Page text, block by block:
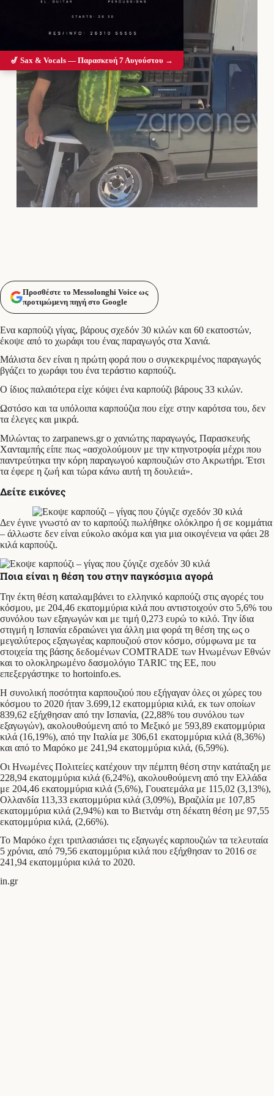
Προσθέστε το Messolonghi Voice ως
προτιμώμενη πηγή στο Google
Ενα καρπούζι γίγας, βάρους σχεδόν 30 κιλών και 60 εκατοστών,
έκοψε από το χωράφι του ένας παραγωγός στα Χανιά.
Μάλιστα δεν είναι η πρώτη φορά που ο συγκεκριμένος παραγωγός
βγάζει το χωράφι του ένα τεράστιο καρπούζι.
Ο ίδιος παλαιότερα είχε κόψει ένα καρπούζι βάρους 33 κιλών.
Ωστόσο και τα υπόλοιπα καρπούζια που είχε στην καρότσα του, δεν
τα έλεγες και μικρά.
Μιλώντας το zarpanews.gr o χανιώτης παραγωγός, Παρασκευής
Χανταμπής είπε πως «ασχολούμουν με την κτηνοτροφία μέχρι που
παντρεύτηκα την κόρη παραγωγού καρπουζιών στο Ακρωτήρι. Έτσι
τα έφερε η ζωή και τώρα κάνω αυτή τη δουλειά».
Δείτε εικόνες
Δεν έγινε γνωστό αν το καρπούζι πωλήθηκε ολόκληρο ή σε κομμάτια
– άλλωστε δεν είναι εύκολο ακόμα και για μια οικογένεια να φάει 28
κιλά καρπούζι.
Ποια είναι η θέση του στην παγκόσμια αγορά
Την έκτη θέση καταλαμβάνει το ελληνικό καρπούζι στις αγορές του
κόσμου, με 204,46 εκατομμύρια κιλά που αντιστοιχούν στο 5,6% του
συνόλου των εξαγωγών και με τιμή 0,273 ευρώ το κιλό. Την ίδια
στιγμή η Ισπανία εδραιώνει για άλλη μια φορά τη θέση της ως ο
μεγαλύτερος εξαγωγέας καρπουζιού στον κόσμο, σύμφωνα με τα
στοιχεία της βάσης δεδομένων COMTRADE των Ηνωμένων Εθνών
και το ολοκληρωμένο δασμολόγιο TARIC της ΕΕ, που
επεξεργάστηκε το hortoinfo.es.
Η συνολική ποσότητα καρπουζιού που εξήγαγαν όλες οι χώρες του
κόσμου το 2020 ήταν 3.699,12 εκατομμύρια κιλά, εκ των οποίων
839,62 εξήχθησαν από την Ισπανία, (22,88% του συνόλου των
εξαγωγών), ακολουθούμενη από το Μεξικό με 593,89 εκατομμύρια
κιλά (16,19%), από την Ιταλία με 306,61 εκατομμύρια κιλά (8,36%)
και από το Μαρόκο με 241,94 εκατομμύρια κιλά, (6,59%).
Οι Ηνωμένες Πολιτείες κατέχουν την πέμπτη θέση στην κατάταξη με
228,94 εκατομμύρια κιλά (6,24%), ακολουθούμενη από την Ελλάδα
με 204,46 εκατομμύρια κιλά (5,6%), Γουατεμάλα με 115,02 (3,13%),
Ολλανδία 113,33 εκατομμύρια κιλά (3,09%), Βραζιλία με 107,85
εκατομμύρια κιλά (2,94%) και το Βιετνάμ στη δέκατη θέση με 97,55
εκατομμύρια κιλά, (2,66%).
Το Μαρόκο έχει τριπλασιάσει τις εξαγωγές καρπουζιών τα τελευταία
5 χρόνια, από 79,56 εκατομμύρια κιλά που εξήχθησαν το 2016 σε
241,94 εκατομμύρια κιλά το 2020.
in.gr
🎷 Sax & Vocals — Παρασκευή 7 Αυγούστου →